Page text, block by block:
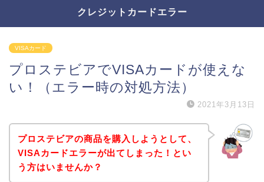
クレジットカードエラー
VISAカード
プロステビアでVISAカードが使えな
い！（エラー時の対処方法）
2021年3月13日
プロステビアの商品を購入しようとして、
VISAカードエラーが出てしまった！とい
う方はいませんか？